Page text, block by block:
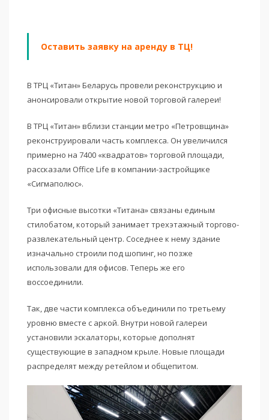
Оставить заявку на аренду в ТЦ!
В ТРЦ «Титан» Беларусь провели реконструкцию и
анонсировали открытие новой торговой галереи!
В ТРЦ «Титан» вблизи станции метро «Петровщина»
реконструировали часть комплекса. Он увеличился
примерно на 7400 «квадратов» торговой площади,
рассказали Office Life в компании-застройщике
«Сигмаполюс».
Три офисные высотки «Титана» связаны единым
стилобатом, который занимает трехэтажный торгово-
развлекательный центр. Соседнее к нему здание
изначально строили под шопинг, но позже
использовали для офисов. Теперь же его
воссоединили.
Так, две части комплекса объединили по третьему
уровню вместе с аркой. Внутри новой галереи
установили эскалаторы, которые дополнят
существующие в западном крыле. Новые площади
распределят между ретейлом и общепитом.